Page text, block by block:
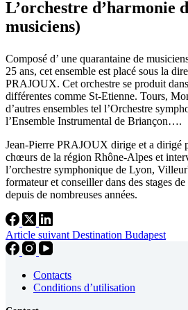
L’orchestre d’harmonie
musiciens)
Composé d’ une quarantaine de
25 ans, cet ensemble est placé sous la
PRAJOUX. Cet orchestre se produit
différentes comme St-Etienne. Tours,
d’autres ensembles tel l’Orchestre
l’Ensemble Instrumental de Briançon….
Jean-Pierre PRAJOUX dirige et a dirigé
chœurs de la région Rhône-Alpes et
l’orchestre symphonique de Lyon,
formateur et conseiller dans des stages
depuis de nombreuses années.
Article suivant Destination Budapest
Contacts
Conditions d’utilisation